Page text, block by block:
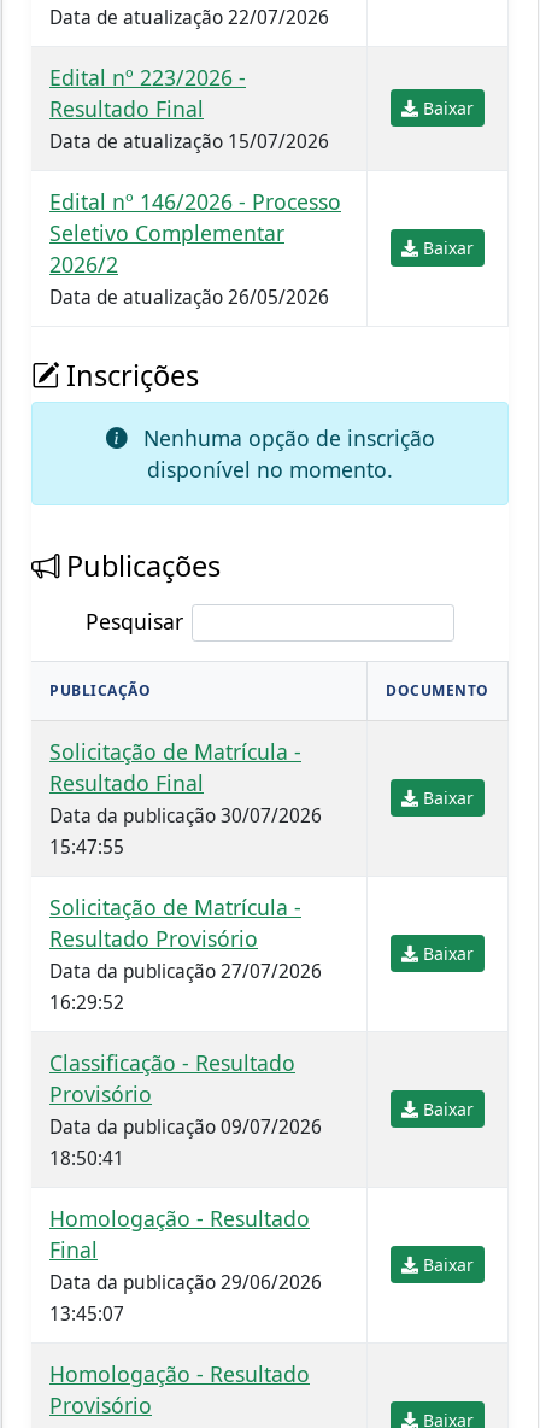
Data de atualização 22/07/2026
Edital nº 223/2026 -
Resultado Final
Data de atualização 15/07/2026
Baixar
Edital nº 146/2026 - Processo
Seletivo Complementar
2026/2
Data de atualização 26/05/2026
Baixar
Inscrições
Nenhuma opção de inscrição
disponível no momento.
Publicações
Pesquisar
PUBLICAÇÃO DOCUMENTO
Solicitação de Matrícula -
Resultado Final
Data da publicação 30/07/2026
15:47:55
Baixar
Solicitação de Matrícula -
Resultado Provisório
Data da publicação 27/07/2026
16:29:52
Baixar
Classificação - Resultado
Provisório
Data da publicação 09/07/2026
18:50:41
Baixar
Homologação - Resultado
Final
Data da publicação 29/06/2026
13:45:07
Baixar
Homologação - Resultado
Provisório
Baixar